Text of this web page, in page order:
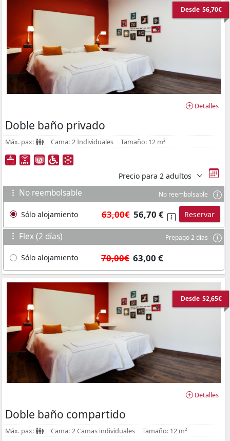
Desde 56,70€
Detalles
Doble baño privado
Máx. pax: Cama: 2 Individuales Tamaño: 12 m²
Precio para 2 adultos
No reembolsable No reembolsable
Sólo alojamiento 63,00€ 56,70 € Reservar
Flex (2 días) Prepago 2 días
Sólo alojamiento 70,00€ 63,00 €
Desde 52,65€
Detalles
Doble baño compartido
Máx. pax: Cama: 2 Camas individuales Tamaño: 12 m²